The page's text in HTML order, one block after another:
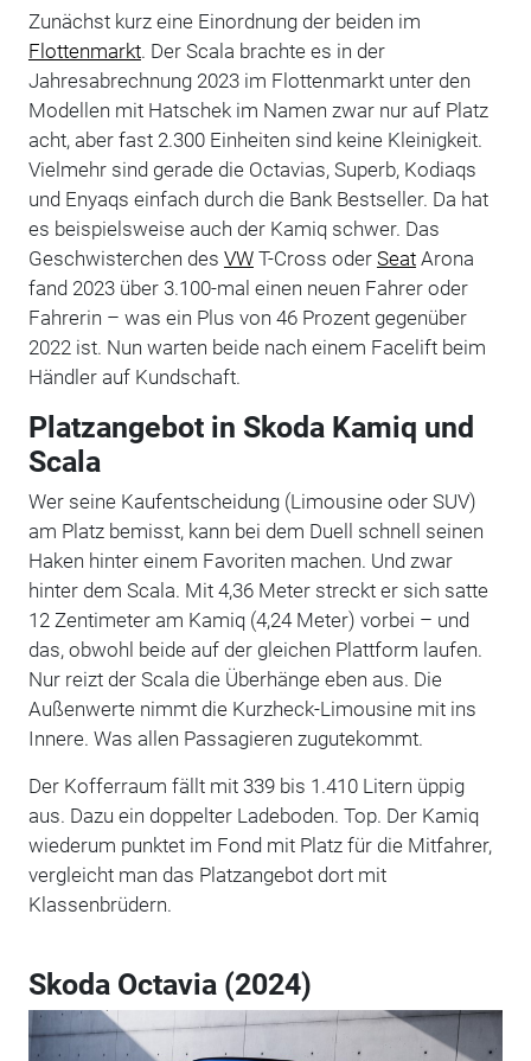
Zunächst kurz eine Einordnung der beiden im
Flottenmarkt. Der Scala brachte es in der
Jahresabrechnung 2023 im Flottenmarkt unter den
Modellen mit Hatschek im Namen zwar nur auf Platz
acht, aber fast 2.300 Einheiten sind keine Kleinigkeit.
Vielmehr sind gerade die Octavias, Superb, Kodiaqs
und Enyaqs einfach durch die Bank Bestseller. Da hat
es beispielsweise auch der Kamiq schwer. Das
Geschwisterchen des VWT-Cross oder SeatArona
fand 2023 über 3.100-mal einen neuen Fahrer oder
Fahrerin – was ein Plus von 46 Prozent gegenüber
2022 ist. Nun warten beide nach einem Facelift beim
Händler auf Kundschaft.
Platzangebot in Skoda Kamiq und
Scala
Wer seine Kaufentscheidung (Limousine oder SUV)
am Platz bemisst, kann bei dem Duell schnell seinen
Haken hinter einem Favoriten machen. Und zwar
hinter dem Scala. Mit 4,36 Meter streckt er sich satte
12 Zentimeter am Kamiq (4,24 Meter) vorbei – und
das, obwohl beide auf der gleichen Plattform laufen.
Nur reizt der Scala die Überhänge eben aus. Die
Außenwerte nimmt die Kurzheck-Limousine mit ins
Innere. Was allen Passagieren zugutekommt.
Der Kofferraum fällt mit 339 bis 1.410 Litern üppig
aus. Dazu ein doppelter Ladeboden. Top. Der Kamiq
wiederum punktet im Fond mit Platz für die Mitfahrer,
vergleicht man das Platzangebot dort mit
Klassenbrüdern.
Skoda Octavia (2024)